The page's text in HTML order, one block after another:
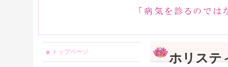
ホリステ
トップページ